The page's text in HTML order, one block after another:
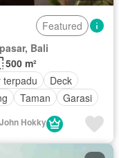
Featured
Bali
500 m²
terpadu
Deck
Taman
Garasi
Hokky